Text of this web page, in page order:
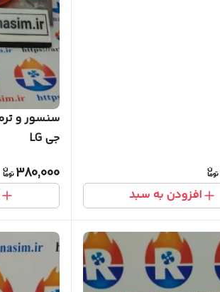
افزودن به سبد
سنسور و
جی LG
380,000